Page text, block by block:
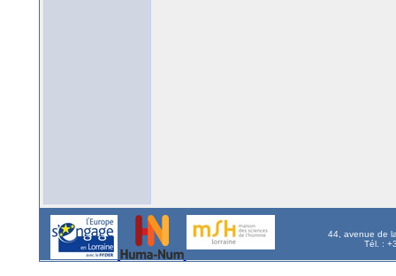
44, avenue de
Tél. :